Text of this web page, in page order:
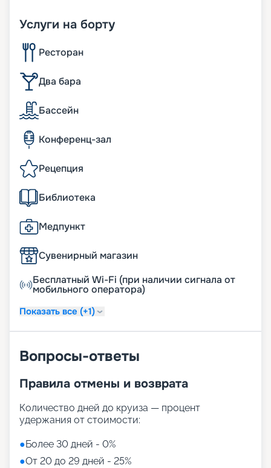
Услуги на борту
Ресторан
Два бара
Бассейн
Конференц-зал
Рецепция
Библиотека
Медпункт
Сувенирный магазин
Бесплатный Wi-Fi (при наличии сигнала от
мобильного оператора)
Показать все (+1)
Вопросы-ответы
Правила отмены и возврата
Количество дней до круиза — процент
удержания от стоимости:
●Более 30 дней - 0%
●От 20 до 29 дней - 25%